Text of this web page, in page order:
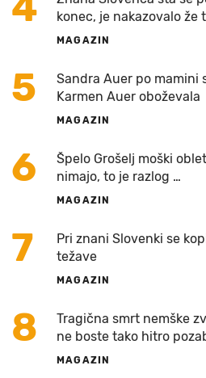
konec, je nakazovalo že
MAGAZIN
5
Sandra Auer po mamini
Karmen Auer oboževala
MAGAZIN
6
Špelo Grošelj moški
nimajo, to je razlog …
MAGAZIN
7
Pri znani Slovenki se
težave
MAGAZIN
8
Tragična smrt nemške
ne boste tako hitro
MAGAZIN